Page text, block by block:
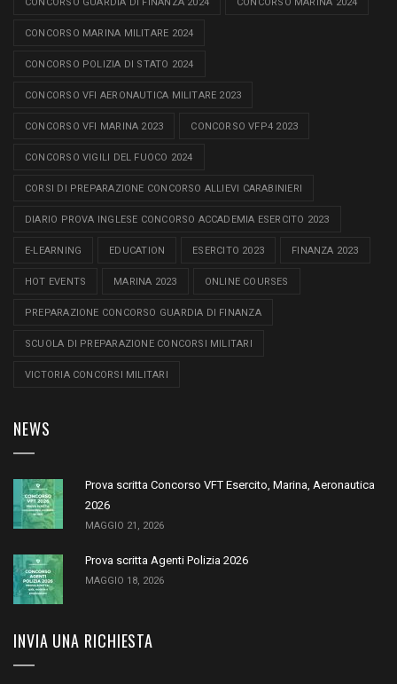
CONCORSO MARINA MILITARE 2024
CONCORSO POLIZIA DI STATO 2024
CONCORSO VFI AERONAUTICA MILITARE 2023
CONCORSO VFI MARINA 2023 CONCORSO VFP4 2023
CONCORSO VIGILI DEL FUOCO 2024
CORSI DI PREPARAZIONE CONCORSO ALLIEVI CARABINIERI
DIARIO PROVA INGLESE CONCORSO ACCADEMIA ESERCITO 2023
E-LEARNING EDUCATION ESERCITO 2023 FINANZA 2023
HOT EVENTS MARINA 2023 ONLINE COURSES
PREPARAZIONE CONCORSO GUARDIA DI FINANZA
SCUOLA DI PREPARAZIONE CONCORSI MILITARI
VICTORIA CONCORSI MILITARI
NEWS
Prova scritta Concorso VFT Esercito, Marina, Aeronautica
2026
MAGGIO 21, 2026
Prova scritta Agenti Polizia 2026
MAGGIO 18, 2026
INVIA UNA RICHIESTA